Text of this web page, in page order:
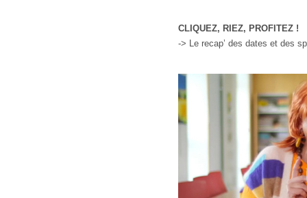
CLIQUEZ, RIEZ, PROFITEZ !
-> Le recap’ des dates et des